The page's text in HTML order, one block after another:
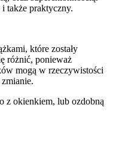
także praktyczny.
które zostały
różnić, ponieważ
mogą w rzeczywistości
z okienkiem, lub ozdobną